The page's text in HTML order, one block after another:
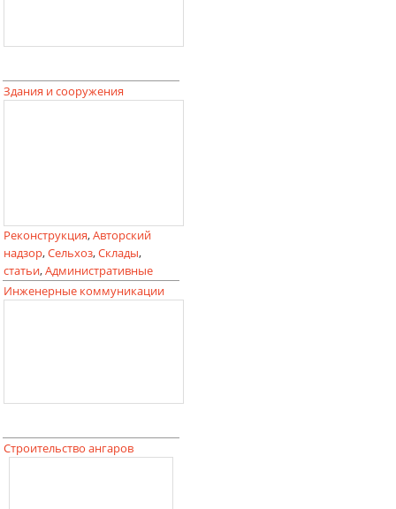
Здания и сооружения
Реконструкция,Авторский
надзор,Сельхоз,Склады,
статьи,Административные
Инженерные коммуникации
Строительство ангаров